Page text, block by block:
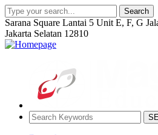
Search
Sarana Square Lantai 5 Unit E, F, G
Jakarta Selatan 12810